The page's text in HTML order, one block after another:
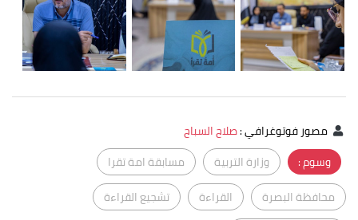
مصور فوتوغرافي:صلاح السباح
وسوم :
وزارة التربية
مسابقة امة تقرا
محافظة البصرة
القراءة
تشجيع القراءة